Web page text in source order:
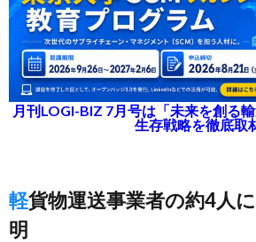
月刊LOGI-BIZ 7月号は「未来を創る
生存戦略を徹底取
軽貨物運送事業者の約4人に1人が登録と説
明